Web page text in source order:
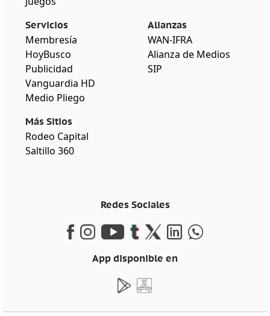
Servicios
Membresía
HoyBusco
Publicidad
Vanguardia HD
Medio Pliego
Más Sitios
Rodeo Capital
Saltillo 360
Alianzas
WAN-IFRA
Alianza de Medios
SIP
Redes Sociales
App disponible en